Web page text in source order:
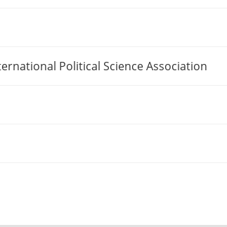
Political Science Association